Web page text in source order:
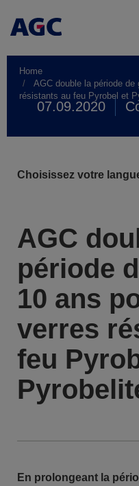
Home
AGC double la période
résistants au feu Pyrobel et
07.09.2020
Choisissez votre
AGC
période
10 ans
verres
feu
En prolongeant la